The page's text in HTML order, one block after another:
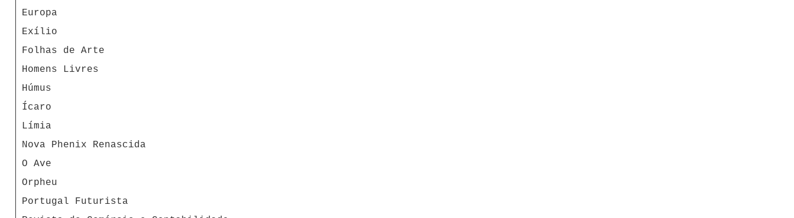
Europa
Exílio
Folhas de Arte
Homens Livres
Húmus
Ícaro
Límia
Nova Phenix Renascida
O Ave
Orpheu
Portugal Futurista